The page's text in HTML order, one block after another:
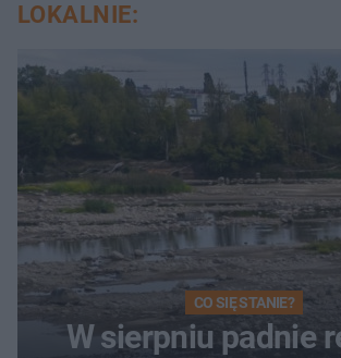
LOKALNIE:
CO SIĘ STANIE?
W sierpniu padnie